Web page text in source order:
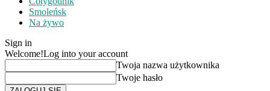
Smoleńsk
Na żywo
Sign in
Welcome!Log into your account
Twoja nazwa użytkownika
Twoje hasło